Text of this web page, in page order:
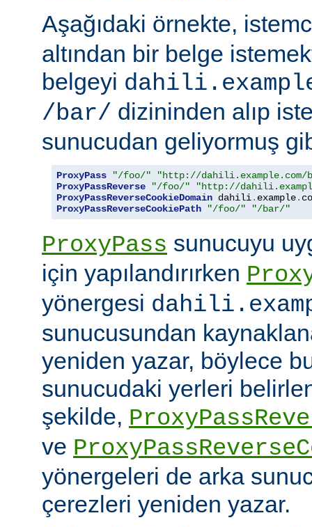
Aşağıdaki örnekte,
altından bir belge
belgeyi
/bar/ dizininden alıp
sunucudan geliyormuş
ProxyPass "/foo/"
"http://dahili.example.com/
ProxyPassReverse
"/foo/"
"http://
ProxyPassReverseCookieDomain dahili. example.
ProxyPassReverseCookiePath
"/foo/" "/bar/"
ProxyPass sunucuyu
için yapılandırırken
yönergesi
sunucusundan
yeniden yazar, böylece
sunucudaki yerleri
şekilde,
ve
yönergeleri de arka
çerezleri yeniden yazar.